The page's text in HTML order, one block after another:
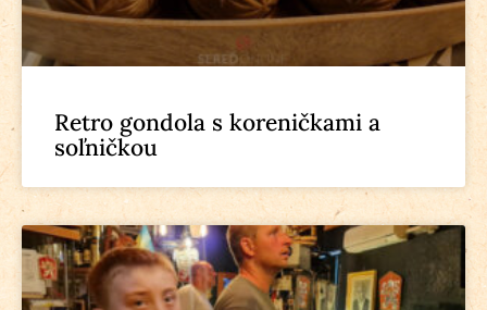
Retro gondola s koreničkami a
soľničkou